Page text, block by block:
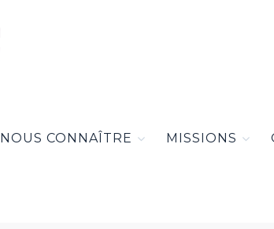
NOUS CONNAÎTRE MISSIONS